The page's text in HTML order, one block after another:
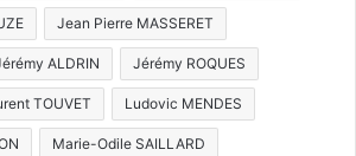
Jean Pierre MASSERET
ALDRIN Jérémy ROQUES
TOUVET Ludovic MENDES
Marie-Odile SAILLARD